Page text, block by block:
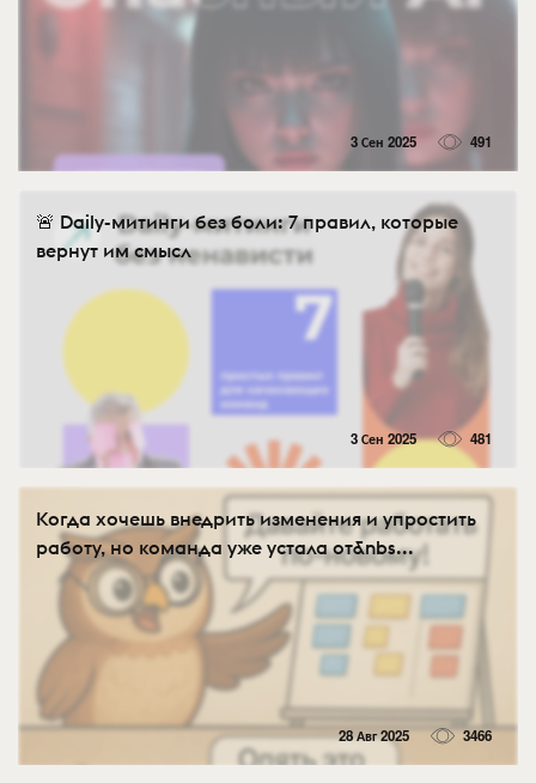
3 Сен 2025 491
🚨 Daily-митинги без боли: 7 правил, которые
вернут им смысл
3 Сен 2025 481
Когда хочешь внедрить изменения и упростить
работу, но команда уже устала от&nbs...
28 Авг 2025 3466